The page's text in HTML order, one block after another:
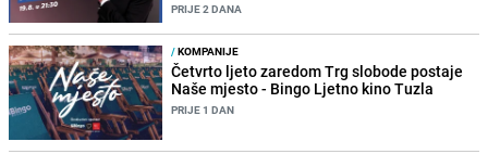
PRIJE 2 DANA
/KOMPANIJE
Četvrto ljeto zaredom Trg slobode postaje
Naše mjesto - Bingo Ljetno kino Tuzla
PRIJE 1 DAN